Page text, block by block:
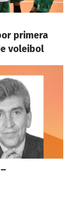
primera
voleibol